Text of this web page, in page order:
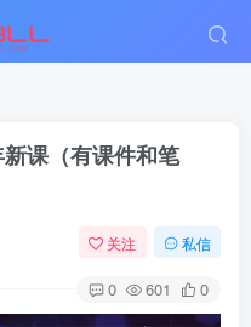
课（有课件和笔
关注 私信
0 601 0